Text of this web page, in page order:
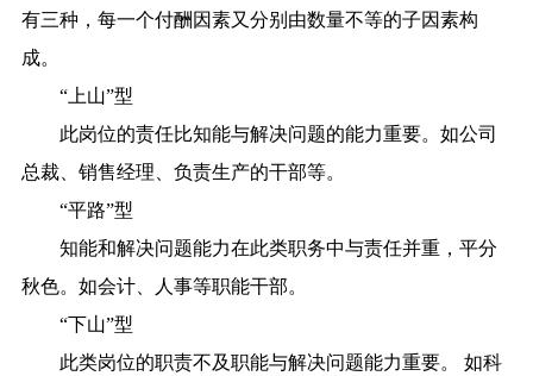
有三种，每一个付酬因素又分别由数量不等的子因素构
成。
“上山”型
此岗位的责任比知能与解决问题的能力重要。如公司
总裁、销售经理、负责生产的干部等。
“平路”型
知能和解决问题能力在此类职务中与责任并重，平分
秋色。如会计、人事等职能干部。
“下山”型
此类岗位的职责不及职能与解决问题能力重要。 如科